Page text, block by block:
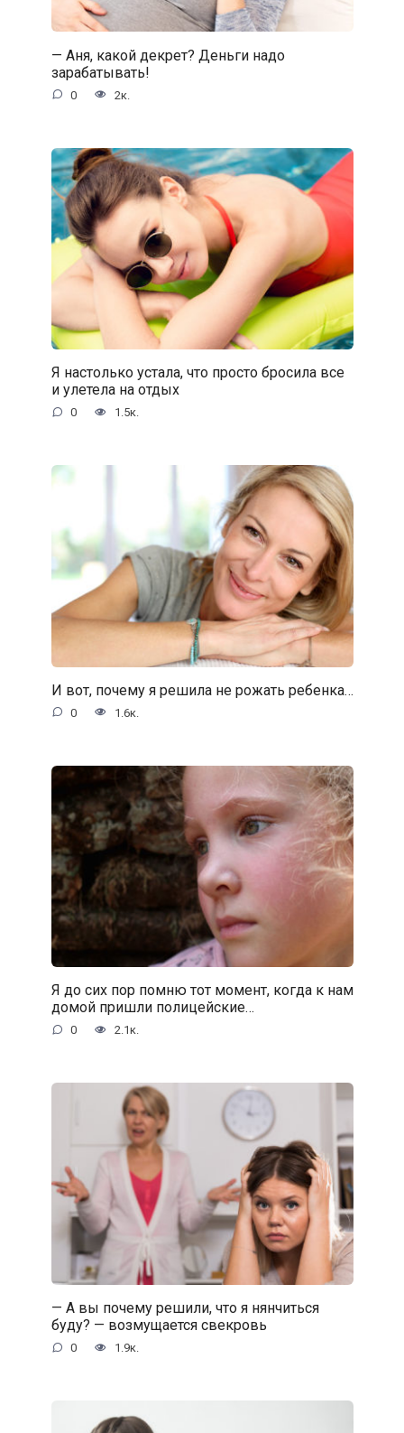
— Аня, какой декрет? Деньги надо
зарабатывать!
0 2к.
Я настолько устала, что просто бросила все
и улетела на отдых
0 1.5к.
И вот, почему я решила не рожать ребенка…
0 1.6к.
Я до сих пор помню тот момент, когда к нам
домой пришли полицейские…
0 2.1к.
— А вы почему решили, что я нянчиться
буду? — возмущается свекровь
0 1.9к.